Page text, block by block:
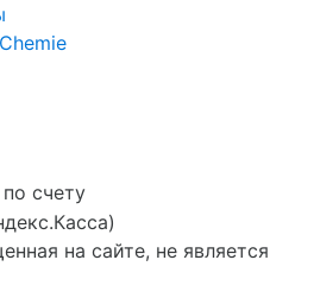
на сайте, не является